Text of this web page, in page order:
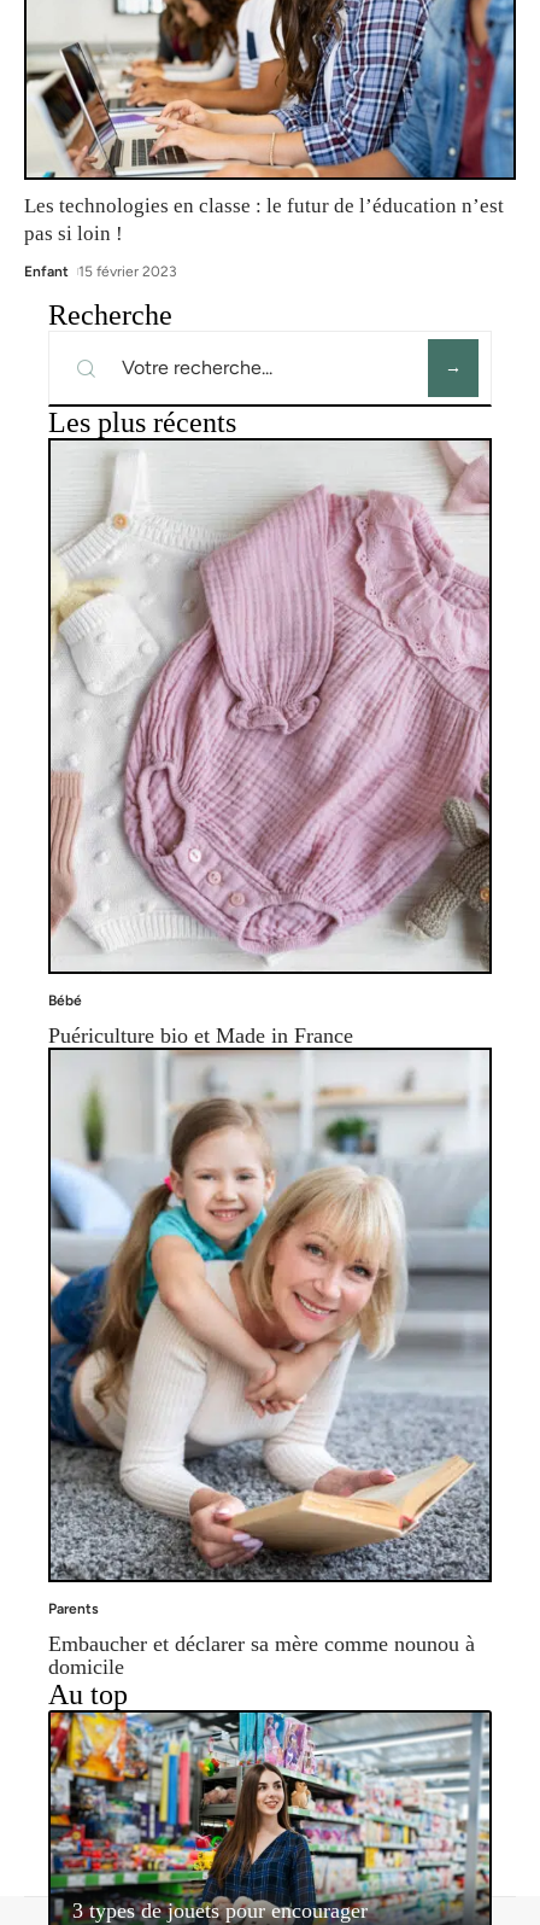
Les technologies en classe : le futur de l’éducation n’est
pas si loin !
Enfant 15 février 2023
Recherche
Les plus récents
Bébé
Puériculture bio et Made in France
Parents
Embaucher et déclarer sa mère comme nounou à
domicile
Au top
3 types de jouets pour encourager